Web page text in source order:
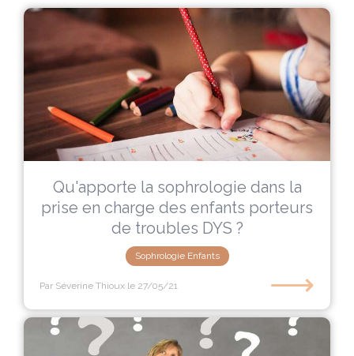
Qu'apporte la sophrologie dans la
prise en charge des enfants porteurs
de troubles DYS ?
Sophrologie Enfants
Par Séverine Thioux le 27/05/21 ⟶